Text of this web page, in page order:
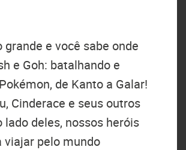
grande e você sabe onde
e Goh: batalhando e
de Kanto a Galar!
Cinderace e seus outros
lado deles, nossos heróis
viajar pelo mundo